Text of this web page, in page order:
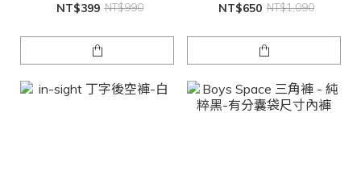
NT$399 NT$990 NT$650 NT$1,090